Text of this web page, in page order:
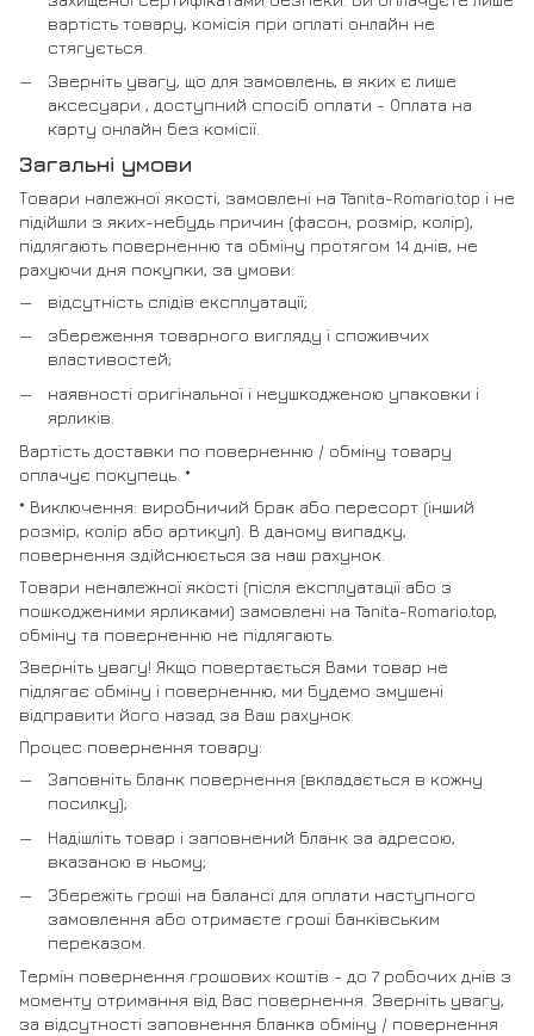
вартість товару, комісія при оплаті онлайн не
стягується.
Зверніть увагу, що для замовлень, в яких є лише
аксесуари , доступний спосіб оплати - Оплата на
карту онлайн без комісії.
Загальні умови
Товари належної якості, замовлені на Tanita-Romario.top і не
підійшли з яких-небудь причин (фасон, розмір, колір),
підлягають поверненню та обміну протягом 14 днів, не
рахуючи дня покупки, за умови:
відсутність слідів експлуатації;
збереження товарного вигляду і споживчих
властивостей;
наявності оригінальної і неушкодженою упаковки і
ярликів.
Вартість доставки по поверненню / обміну товару
оплачує покупець. *
* Виключення: виробничий брак або пересорт (інший
розмір, колір або артикул). В даному випадку,
повернення здійснюється за наш рахунок.
Товари неналежної якості (після експлуатації або з
пошкодженими ярликами) замовлені на Tanita-Romario.top,
обміну та поверненню не підлягають.
Зверніть увагу! Якщо повертається Вами товар не
підлягає обміну і поверненню, ми будемо змушені
відправити його назад за Ваш рахунок.
Процес повернення товару:
Заповніть бланк повернення (вкладається в кожну
посилку);
Надішліть товар і заповнений бланк за адресою,
вказаною в ньому;
Збережіть гроші на балансі для оплати наступного
замовлення або отримаєте гроші банківським
переказом.
Термін повернення грошових коштів - до 7 робочих днів з
моменту отримання від Вас повернення. Зверніть увагу,
за відсутності заповнення бланка обміну / повернення